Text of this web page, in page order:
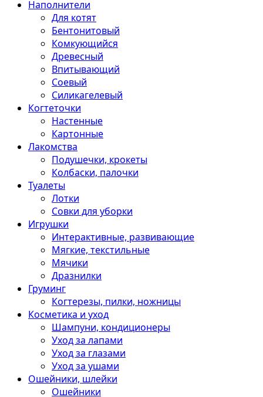
Наполнители
Для котят
Бентонитовый
Комкующийся
Древесный
Впитывающий
Соевый
Силикагелевый
Когтеточки
Настенные
Картонные
Лакомства
Подушечки, крокеты
Колбаски, палочки
Туалеты
Лотки
Совки для уборки
Игрушки
Интерактивные, развивающие
Мягкие, текстильные
Мячики
Дразнилки
Груминг
Когтерезы, пилки, ножницы
Косметика и уход
Шампуни, кондиционеры
Уход за лапами
Уход за глазами
Уход за ушами
Ошейники, шлейки
Ошейники